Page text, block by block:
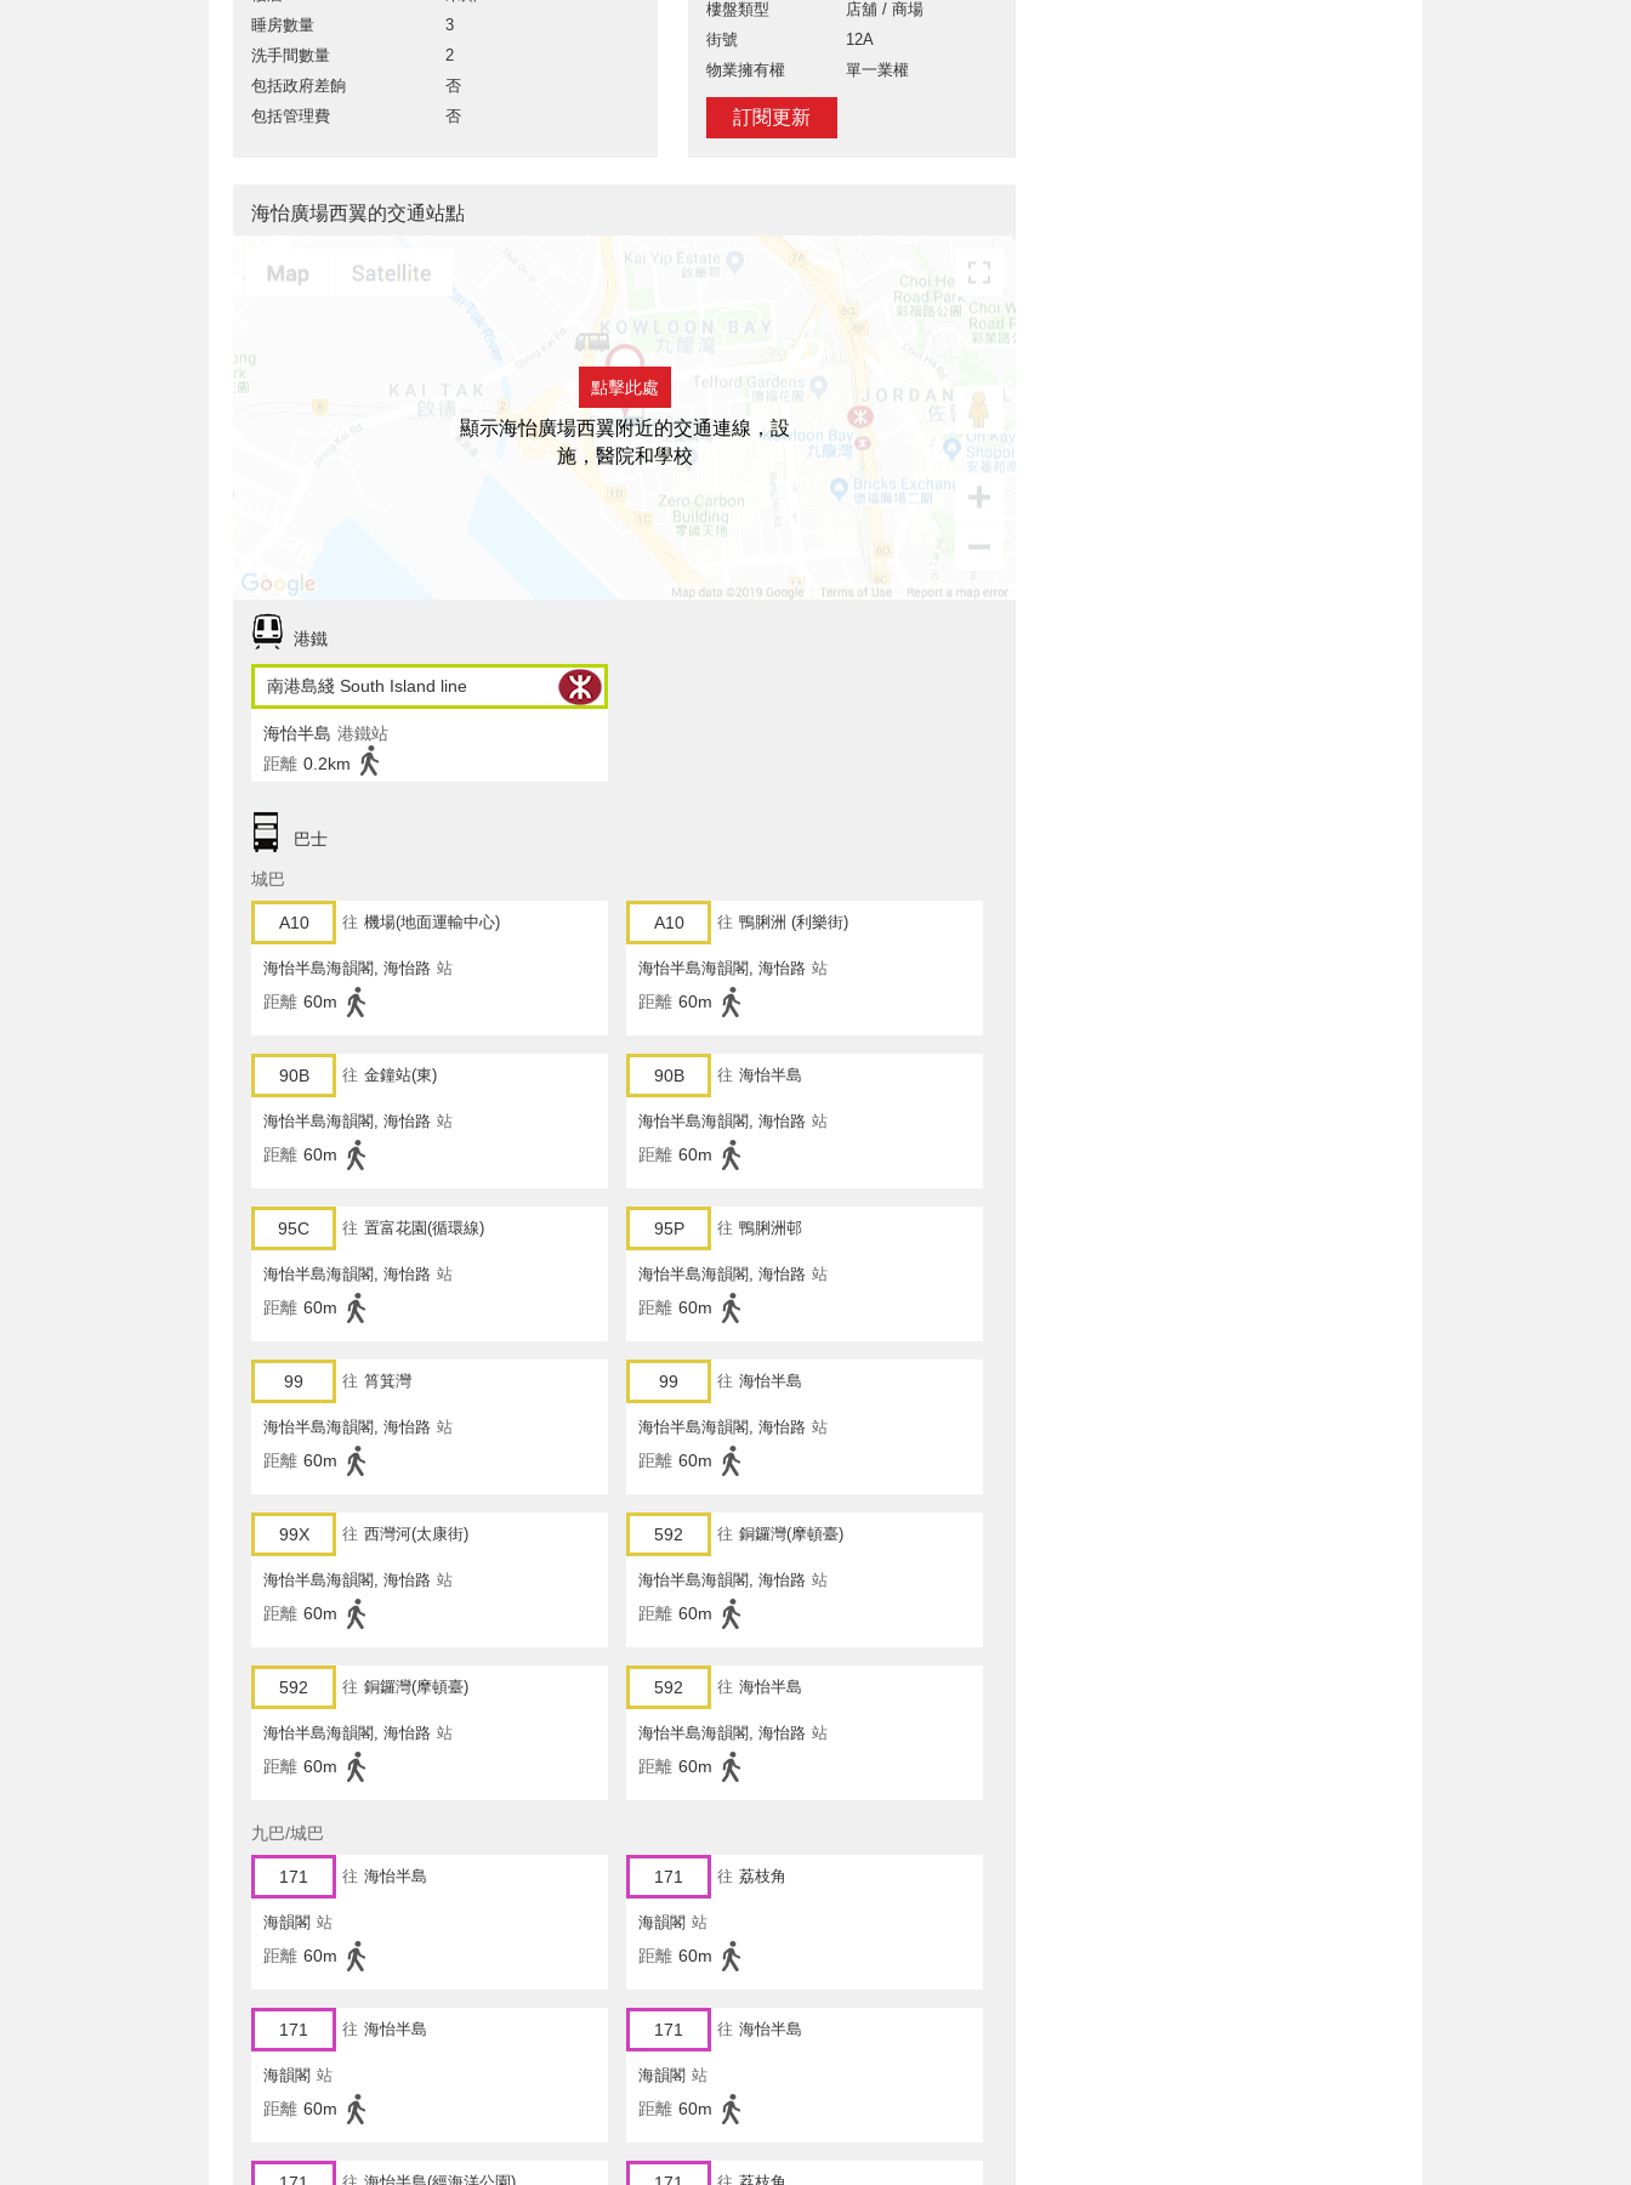
睡房數量
3
洗手間數量
2
包括政府差餉
否
包括管理費
否
樓盤類型
店舖 / 商場
街號
12A
物業擁有權
單一業權
訂閱更新
海怡廣場西翼的交通站點
點擊此處
顯示海怡廣場西翼附近的交通連線，設
施，醫院和學校
港鐵
南港島綫 South Island line
海怡半島 港鐵站
距離 0.2km
巴士
城巴
A10 往 機場(地面運輸中心)
海怡半島海韻閣, 海怡路 站
距離 60m
A10 往 鴨脷洲 (利樂街)
海怡半島海韻閣, 海怡路 站
距離 60m
90B 往 金鐘站(東)
海怡半島海韻閣, 海怡路 站
距離 60m
90B 往 海怡半島
海怡半島海韻閣, 海怡路 站
距離 60m
95C 往 置富花園(循環線)
海怡半島海韻閣, 海怡路 站
距離 60m
95P 往 鴨脷洲邨
海怡半島海韻閣, 海怡路 站
距離 60m
99 往 筲箕灣
海怡半島海韻閣, 海怡路 站
距離 60m
99 往 海怡半島
海怡半島海韻閣, 海怡路 站
距離 60m
99X 往 西灣河(太康街)
海怡半島海韻閣, 海怡路 站
距離 60m
592 往 銅鑼灣(摩頓臺)
海怡半島海韻閣, 海怡路 站
距離 60m
592 往 銅鑼灣(摩頓臺)
海怡半島海韻閣, 海怡路 站
距離 60m
592 往 海怡半島
海怡半島海韻閣, 海怡路 站
距離 60m
九巴/城巴
171 往 海怡半島
海韻閣 站
距離 60m
171 往 荔枝角
海韻閣 站
距離 60m
171 往 海怡半島
海韻閣 站
距離 60m
171 往 海怡半島
海韻閣 站
距離 60m